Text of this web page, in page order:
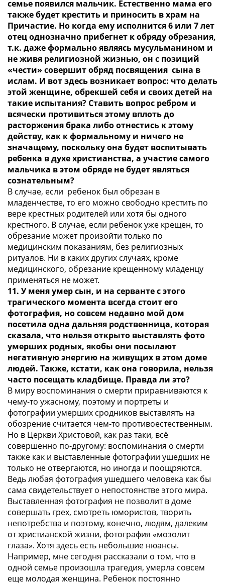
семье появился мальчик. Естественно мама его
также будет крестить и приносить в храм на
Причастие. Но когда ему исполнится 6 или 7 лет
отец однозначно прибегнет к обряду обрезания,
т.к. даже формально являясь мусульманином и
не живя религиозной жизнью, он с позиций
«чести» совершит обряд посвящения сына в
ислам. И вот здесь возникает вопрос: что делать
этой женщине, обрекшей себя и своих детей на
такие испытания? Ставить вопрос ребром и
всячески противиться этому вплоть до
расторжения брака либо отнестись к этому
действу, как к формальному и ничего не
значащему, поскольку она будет воспитывать
ребенка в духе христианства, а участие самого
мальчика в этом обряде не будет являться
сознательным?
В случае, если ребенок был обрезан в
младенчестве, то его можно свободно крестить по
вере крестных родителей или хотя бы одного
крестного. В случае, если ребенок уже крещен, то
обрезание может произойти только по
медицинским показаниям, без религиозных
ритуалов. Ни в каких других случаях, кроме
медицинского, обрезание крещенному младенцу
применяться не может.
11. У меня умер сын, и на серванте с этого
трагического момента всегда стоит его
фотография, но совсем недавно мой дом
посетила одна дальняя родственница, которая
сказала, что нельзя открыто выставлять фото
умерших родных, якобы они посылают
негативную энергию на живущих в этом доме
людей. Также, кстати, как она говорила, нельзя
часто посещать кладбище. Правда ли это?
В миру воспоминания о смерти приравниваются к
чему-то ужасному, поэтому и портреты и
фотографии умерших сродников выставлять на
обозрение считается чем-то противоестественным.
Но в Церкви Христовой, как раз таки, всё
совершенно по-другому: воспоминания о смерти
также как и выставленные фотографии ушедших не
только не отвергаются, но иногда и поощряются.
Ведь любая фотография ушедшего человека как бы
сама свидетельствует о непостоянстве этого мира.
Выставленная фотография не позволит в доме
совершать грех, смотреть юмористов, творить
непотребства и поэтому, конечно, людям, далеким
от христианской жизни, фотография «мозолит
глаза». Хотя здесь есть небольшие нюансы.
Например, мне сегодня рассказали о том, что в
одной семье произошла трагедия, умерла совсем
еще молодая женщина. Ребенок постоянно